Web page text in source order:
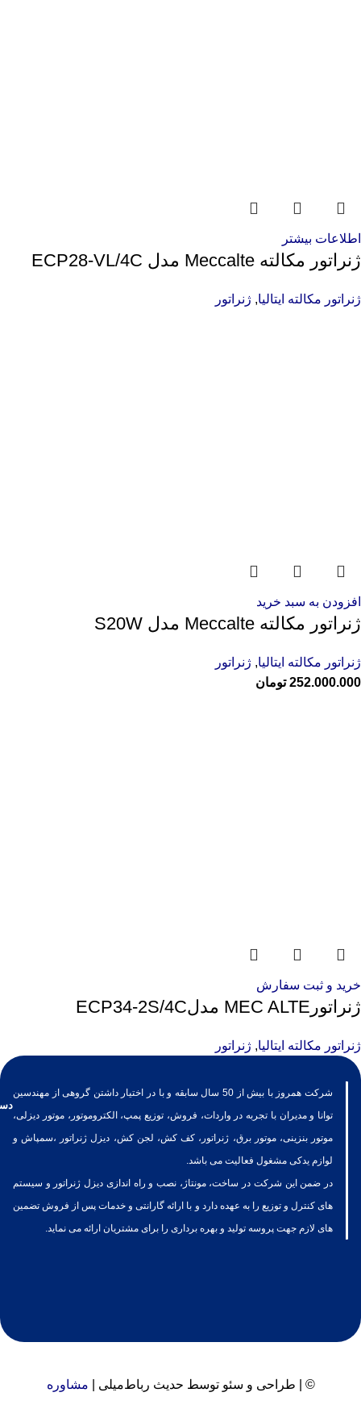
اطلاعات بیشتر
ژنراتور مکالته Meccalte مدل ECP28-VL/4C
ژنراتور مکالته ایتالیا, ژنراتور
افزودن به سبد خرید
ژنراتور مکالته Meccalte مدل S20W
ژنراتور مکالته ایتالیا, ژنراتور
252.000.000 تومان
خرید و ثبت سفارش
ژنراتورMEC ALTE مدلECP34-2S/4C
ژنراتور مکالته ایتالیا, ژنراتور
شرکت همروز با بیش از 50 سال سابقه و با در اختیار داشتن گروهی از مهندسین
توانا و مدیران با تجربه در واردات، فروش، توزیع پمپ، الکتروموتور، موتور دیزلی،
موتور بنزینی، موتور برق، ژنراتور، کف کش، لجن کش، دیزل ژنراتور ،سمپاش و
لوازم یدکی مشغول فعالیت می باشد.
در ضمن این شرکت در ساخت، مونتاژ، نصب و راه اندازی دیزل ژنراتور و سیستم
های کنترل و توزیع را به عهده دارد و با ارائه گارانتی و خدمات پس از فروش تضمین
های لازم جهت پروسه تولید و بهره برداری را برای مشتریان ارائه می نماید.
© | طراحی و سئو توسط حدیث رباط‌میلی | مشاوره